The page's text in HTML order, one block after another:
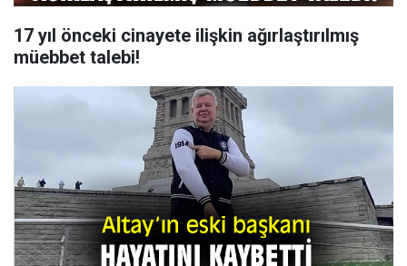
17 yıl önceki cinayete ilişkin ağırlaştırılmış
müebbet talebi!